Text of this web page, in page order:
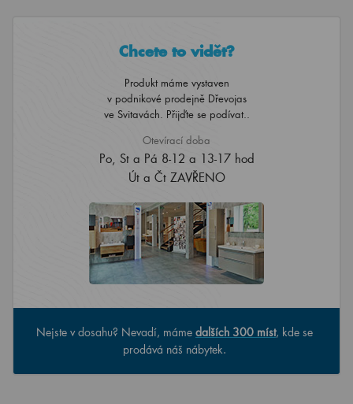
Chcete to vidět?
Produkt máme vystaven
v podnikové prodejně Dřevojas
ve Svitavách. Přijďte se podívat..
Otevírací doba
Po, St a Pá 8-12 a 13-17 hod
Út a Čt ZAVŘENO
Nejste v dosahu? Nevadí, máme dalších 300 míst, kde se
prodává náš nábytek.